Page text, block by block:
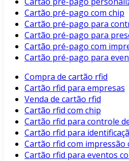
Cartão pré-pago com chip
Cartão pré-pago para
Cartão pré-pago para
Cartão pré-pago com
Cartão pré-pago para
Compra de cartão rfid
Cartão rfid para empresas
Venda de cartão rfid
Cartão rfid com chip
Cartão rfid para controle
Cartão rfid para
Cartão rfid com impressão
Cartão rfid para eventos